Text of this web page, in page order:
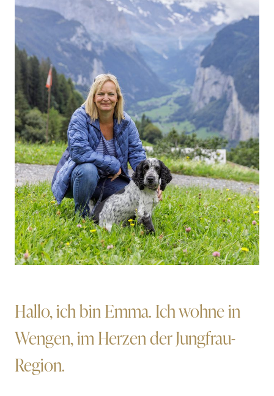
Hallo, ich bin Emma. Ich wohne in
Wengen, im Herzen der Jungfrau-
Region.